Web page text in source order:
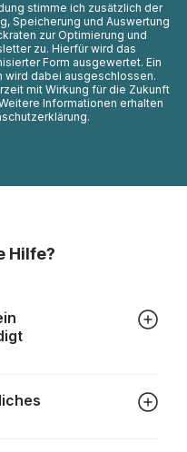
stimme ich zusätzlich der
Speicherung und Auswertung
zur Optimierung und
zu. Hierfür wird das
Form ausgewertet. Ein
wird dabei ausgeschlossen.
mit Wirkung für die Zukunft
Informationen erhalten
Hilfe?
dass Teile beschädigt
Fällen gehen